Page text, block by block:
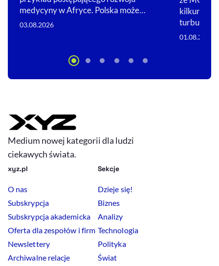
medycyny w Afryce. Polska może…
03.08.2026
kilkunastu
01.08.2026
Medium nowej kategorii dla ludzi
ciekawych świata.
xyz.pl
O nas
Subskrypcja
Subskrypcja akademicka
Oferta dla zespołów i firm
Newslettery
Archiwalne relacje
Sekcje
Dzieje się!
Biznes
Analizy
Technologia
Polityka
Świat